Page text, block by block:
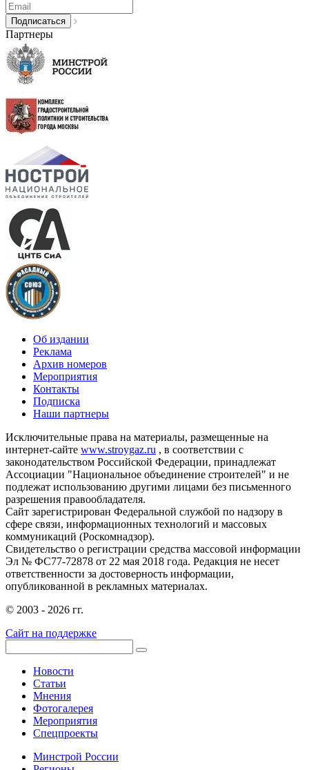
Партнеры
Об издании
Реклама
Архив номеров
Мероприятия
Контакты
Подписка
Наши партнеры
Исключительные права на материалы, размещенные на
интернет-сайте www.stroygaz.ru , в соответствии с
законодательством Российской Федерации, принадлежат
Ассоциации "Национальное объединение строителей" и не
подлежат использованию другими лицами без письменного
разрешения правообладателя.
Сайт зарегистрирован Федеральной службой по надзору в
сфере связи, информационных технологий и массовых
коммуникаций (Роскомнадзор).
Свидетельство о регистрации средства массовой информации
Эл № ФС77-72878 от 22 мая 2018 года. Редакция не несет
ответственности за достоверность информации,
опубликованной в рекламных материалах.
© 2003 - 2026 гг.
Сайт на поддержке
Новости
Статьи
Мнения
Фотогалерея
Мероприятия
Спецпроекты
Минстрой России